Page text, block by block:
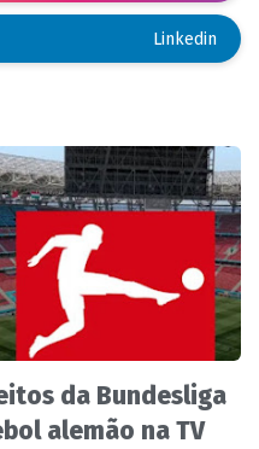
Linkedin
da Bundesliga
alemão na TV